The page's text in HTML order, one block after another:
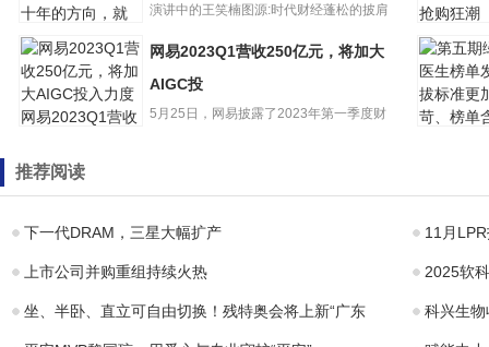
90后清华副教授
王笑楠：当你找
到了能研究五十
年的
演讲中的王笑楠图源:时代财经蓬松的披肩
科技股“
期权”将
五将迎来
购
网易2023Q1营收
AIGC投
网易2023Q1营收250亿元，将加大
AIGC投
5月25日，网易披露了2023年第一季度财
榜单含
推荐阅读
下一代DRAM，三星大幅扩产 11月
上市公司并购重组持续火热 2025软
坐、半卧、直立可自由切换！残特奥会将上新“广东 科兴生